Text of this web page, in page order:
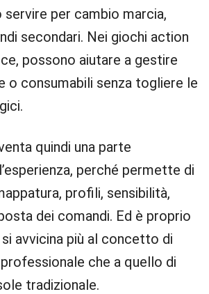
servire per cambio marcia,
secondari. Nei giochi action
possono aiutare a gestire
o consumabili senza togliere le
quindi una parte
perché permette di
profili, sensibilità,
dei comandi. Ed è proprio
avvicina più al concetto di
che a quello di
tradizionale.